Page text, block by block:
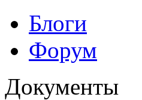
Блоги
Форум
Документы